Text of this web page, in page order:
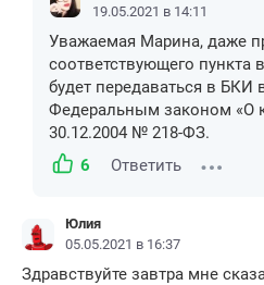
19.05.2021 в 14:11
Уважаемая Марина, даже
соответствующего пункта
будет передаваться в БКИ
Федеральным законом «О
30.12.2004 № 218-ФЗ.
6
Ответить
Юлия
05.05.2021 в 16:37
Здравствуйте завтра мне